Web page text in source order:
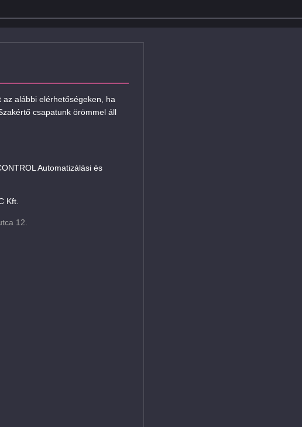
alábbi elérhetőségeken, ha
csapatunk örömmel áll
Automatizálási és
Kft.
12.